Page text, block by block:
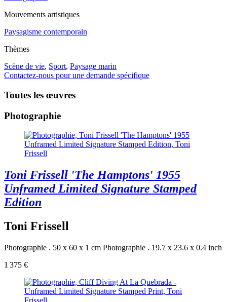
Mouvements artistiques
Paysagisme contemporain
Thèmes
Scène de vie, Sport, Paysage marin
Contactez-nous pour une demande spécifique
Toutes les œuvres
Photographie
Toni Frissell 'The Hamptons' 1955
Unframed Limited Signature Stamped
Edition
Toni Frissell
Photographie . 50 x 60 x 1 cm Photographie . 19.7 x 23.6 x 0.4 inch
1 375 €